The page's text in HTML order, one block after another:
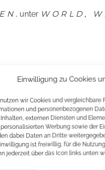
Einwilligung zu Cookies
wir Cookies und vergleichbare
und personenbezogenen
externen Diensten und
Werbung sowie der
dabei Daten an Dritte
ist freiwillig, für die
jederzeit über das Icon links unten
, unter WORLD,
mit*markiert